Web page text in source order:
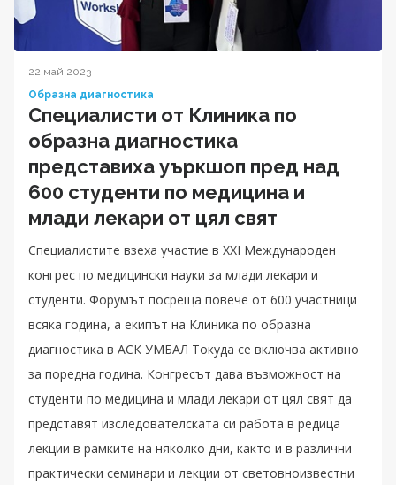
22 май 2023
Образна диагностика
Специалисти от Клиника по
образна диагностика
представиха уъркшоп пред над
600 студенти по медицина и
млади лекари от цял свят
Специалистите взеха участие в XXI Международен
конгрес по медицински науки за млади лекари и
студенти. Форумът посреща повече от 600 участници
всяка година, а екипът на Клиника по образна
диагностика в АСК УМБАЛ Токуда се включва активно
за поредна година. Конгресът дава възможност на
студенти по медицина и млади лекари от цял свят да
представят изследователската си работа в редица
лекции в рамките на няколко дни, както и в различни
практически семинари и лекции от световноизвестни